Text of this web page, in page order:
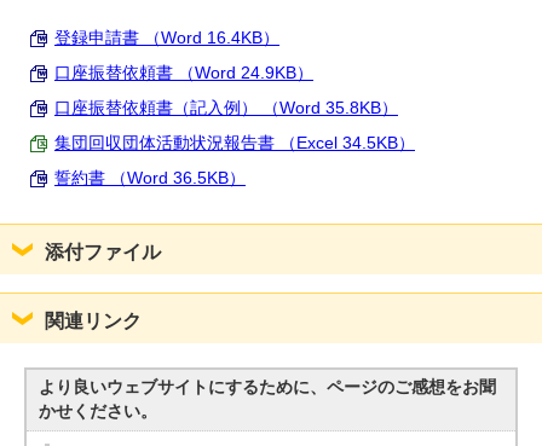
登録申請書 （Word 16.4KB）
口座振替依頼書 （Word 24.9KB）
口座振替依頼書（記入例） （Word 35.8KB）
集団回収団体活動状況報告書 （Excel 34.5KB）
誓約書 （Word 36.5KB）
添付ファイル
関連リンク
より良いウェブサイトにするために、ページのご感想をお聞
かせください。